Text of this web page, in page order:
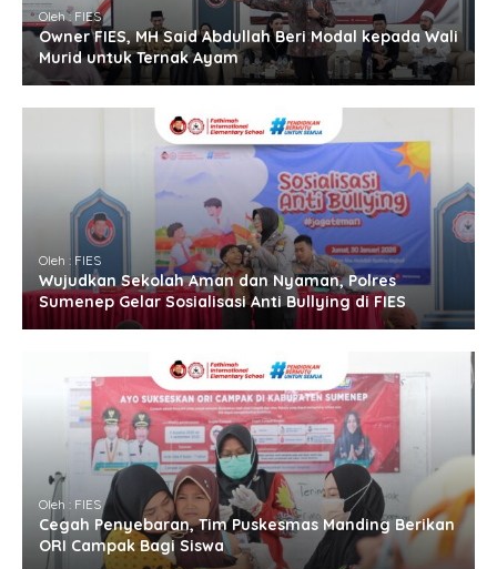
Oleh : FIES
Owner FIES, MH Said Abdullah Beri Modal kepada Wali
Murid untuk Ternak Ayam
Oleh : FIES
Wujudkan Sekolah Aman dan Nyaman, Polres
Sumenep Gelar Sosialisasi Anti Bullying di FIES
Oleh : FIES
Cegah Penyebaran, Tim Puskesmas Manding Berikan
ORI Campak Bagi Siswa